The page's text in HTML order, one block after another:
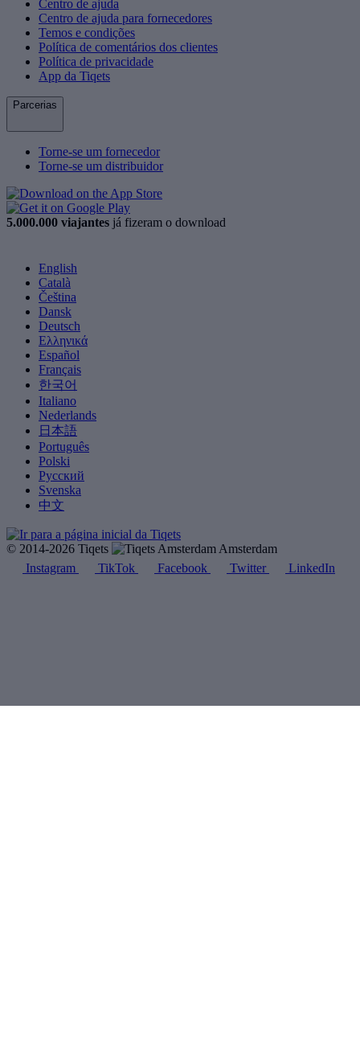
Centro de ajuda
Centro de ajuda para fornecedores
Temos e condições
Política de comentários dos clientes
Política de privacidade
App da Tiqets
Parcerias
Torne-se um fornecedor
Torne-se um distribuidor
5.000.000 viajantes já fizeram o download
English
Català
Čeština
Dansk
Deutsch
Ελληνικά
Español
Français
한국어
Italiano
Nederlands
日本語
Português
Polski
Русский
Svenska
中文
© 2014-2026 Tiqets
Amsterdam
Instagram
TikTok Facebook Twitter LinkedIn